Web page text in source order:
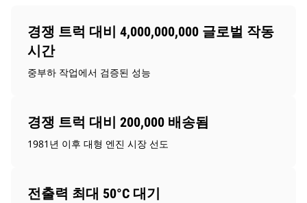
경쟁 트럭 대비 4,000,000,000 글로벌 작동
시간
중부하 작업에서 검증된 성능
경쟁 트럭 대비 200,000 배송됨
1981년 이후 대형 엔진 시장 선도
전출력 최대 50°C 대기